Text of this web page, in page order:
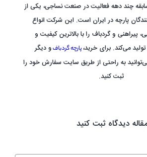
چند دهه فعالیت در صنعت نساجی، یکی از
پارچه در ایران است. این شرکت انواع
پیراهنی و گردباف را با بالاترین کیفیت و
می‌کند. برای خرید،پارچهگردبافو دیگر
به راحتی از طریق سایت سفارش خود را
ثبت کنید.
دیدگاه ثبت کنید